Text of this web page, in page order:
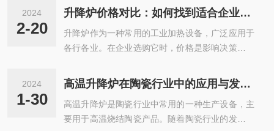
2024
2-20
升降炉价格对比：如何找到适合企业需求的选项？
升降炉作为一种常用的工业加热设备，广泛应用于
各行各业。在企业选购它时，价格是影响决策的重
面对众多品牌和型号的升降炉，如何在价格与质量
之间取得平衡，找到适合企业需求的设备，是每个
企业主需要认真思考和解决的问题。首先，企业在
选择它时，应该根据自身生产需求和加热工艺，明
2024
1-30
高温升降炉在陶瓷行业中的应用与发展趋势
高温升降炉是陶瓷行业中常用的一种生产设备，主
要用于高温烧结陶瓷产品。随着陶瓷行业的发展和